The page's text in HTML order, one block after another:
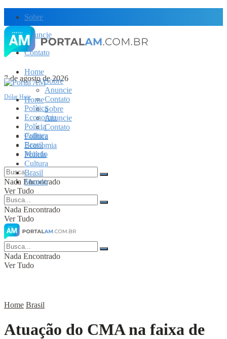
Sobre
Anuncie
Contato
7 de agosto de 2026
Dólar Hoje
Home
Sobre
Anuncie
Contato
Política
Economia
Polícia
Cultura
Brasil
Mundo
Nada Encontrado
Ver Tudo
Home
Sobre
Anuncie
Contato
Política
Economia
Polícia
Cultura
Brasil
Mundo
Nada Encontrado
Ver Tudo
Nada Encontrado
Ver Tudo
Home Brasil
Atuação do CMA na faixa de